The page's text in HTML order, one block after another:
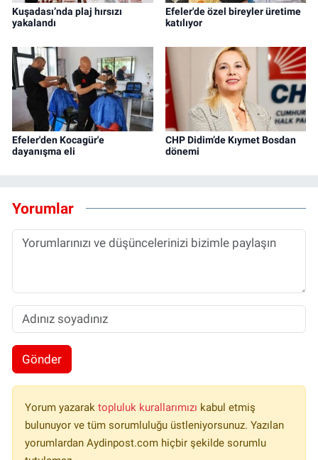
Kuşadası’nda plaj hırsızı
yakalandı
Efeler'de özel bireyler üretime
katılıyor
Efeler'den Kocagür'e
dayanışma eli
CHP Didim’de Kıymet Bosdan
dönemi
Yorumlar
Gönder
Yorum yazarak topluluk kurallarımızı kabul etmiş
bulunuyor ve tüm sorumluluğu üstleniyorsunuz. Yazılan
yorumlardan Aydinpost.com hiçbir şekilde sorumlu